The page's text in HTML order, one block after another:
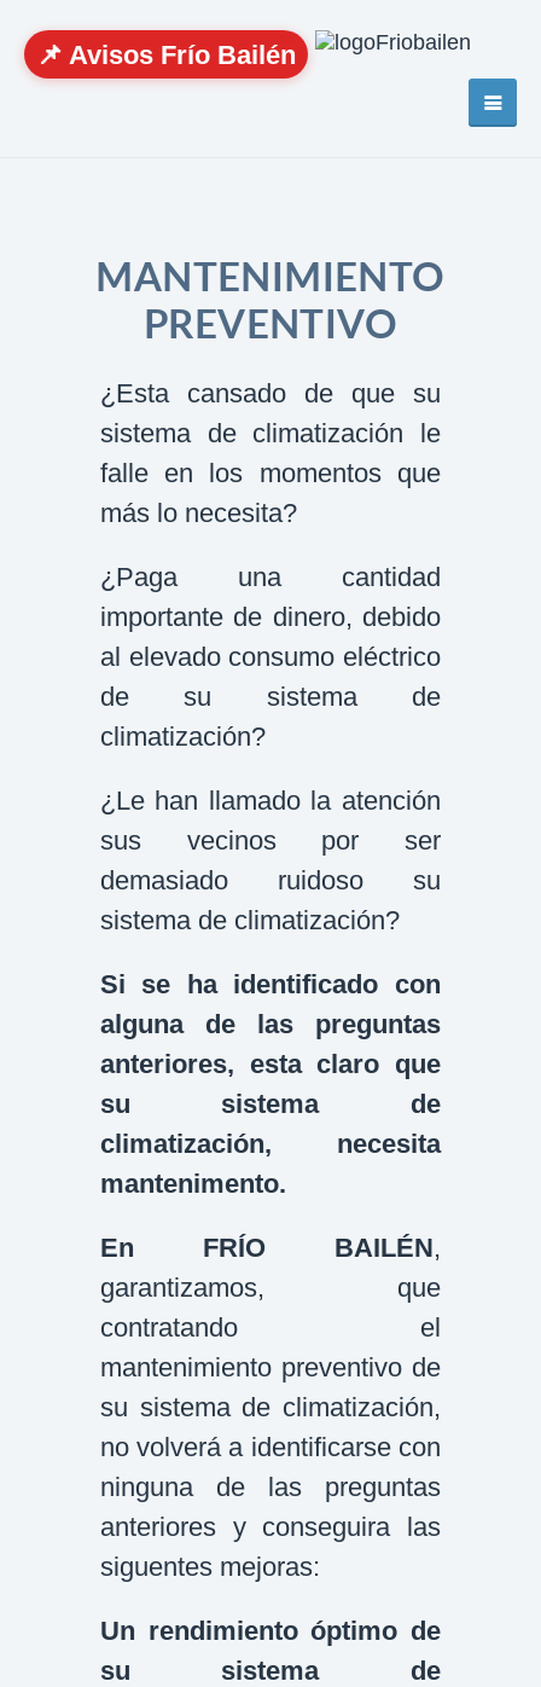
📌 Avisos Frío Bailén
MANTENIMIENTO
PREVENTIVO
¿Esta cansado de que su
sistema de climatización le
falle en los momentos que
más lo necesita?
¿Paga una cantidad
importante de dinero, debido
al elevado consumo eléctrico
de su sistema de
climatización?
¿Le han llamado la atención
sus vecinos por ser
demasiado ruidoso su
sistema de climatización?
Si se ha identificado con
alguna de las preguntas
anteriores, esta claro que
su sistema de
climatización, necesita
mantenimento.
En FRÍO BAILÉN,
garantizamos, que
contratando el
mantenimiento preventivo de
su sistema de climatización,
no volverá a identificarse con
ninguna de las preguntas
anteriores y conseguira las
siguentes mejoras:
Un rendimiento óptimo de
su sistema de